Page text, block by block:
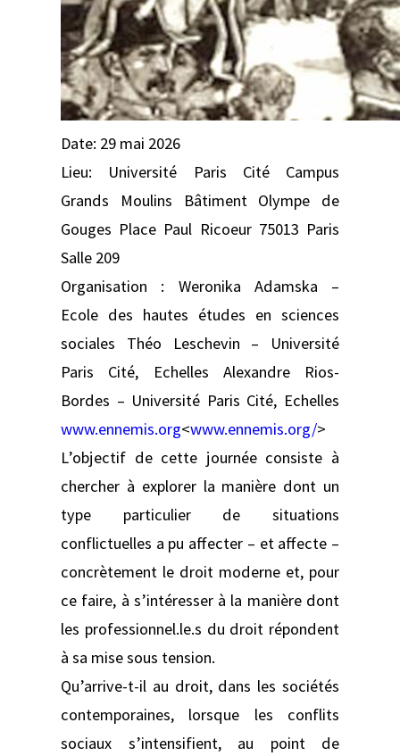
Date: 29 mai 2026
Lieu: Université Paris Cité Campus
Grands Moulins Bâtiment Olympe de
Gouges Place Paul Ricoeur 75013 Paris
Salle 209
Organisation : Weronika Adamska –
Ecole des hautes études en sciences
sociales Théo Leschevin – Université
Paris Cité, Echelles Alexandre Rios-
Bordes – Université Paris Cité, Echelles
www.ennemis.org<www.ennemis.org/>
L’objectif de cette journée consiste à
chercher à explorer la manière dont un
type particulier de situations
conflictuelles a pu affecter – et affecte –
concrètement le droit moderne et, pour
ce faire, à s’intéresser à la manière dont
les professionnel.le.s du droit répondent
à sa mise sous tension.
Qu’arrive-t-il au droit, dans les sociétés
contemporaines, lorsque les conflits
sociaux s’intensifient, au point de